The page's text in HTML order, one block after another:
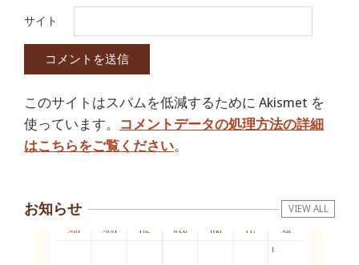
サイト
このサイトはスパムを低減するために Akismet を
使っています。 コメントデータの処理方法の詳細
はこちらをご覧ください。
お知らせ VIEW ALL